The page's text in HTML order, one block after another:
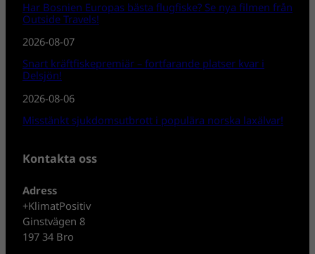
Har Bosnien Europas bästa flugfiske? Se nya filmen från
Outside Travels!
2026-08-07
Snart kräftfiskepremiär – fortfarande platser kvar i
Delsjön!
2026-08-06
Misstänkt sjukdomsutbrott i populära norska laxälvar!
Kontakta oss
Adress
+KlimatPositiv
Ginstvägen 8
197 34 Bro